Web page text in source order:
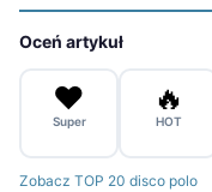
Oceń artykuł
❤️
Super
🔥
HOT
Zobacz TOP 20 disco polo